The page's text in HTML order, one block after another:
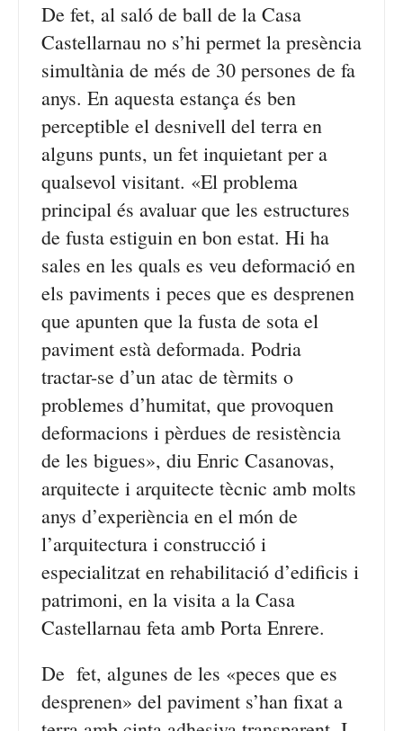
De fet, al saló de ball de la Casa
Castellarnau no s’hi permet la presència
simultània de més de 30 persones de fa
anys. En aquesta estança és ben
perceptible el desnivell del terra en
alguns punts, un fet inquietant per a
qualsevol visitant. «El problema
principal és avaluar que les estructures
de fusta estiguin en bon estat. Hi ha
sales en les quals es veu deformació en
els paviments i peces que es desprenen
que apunten que la fusta de sota el
paviment està deformada. Podria
tractar-se d’un atac de tèrmits o
problemes d’humitat, que provoquen
deformacions i pèrdues de resistència
de les bigues», diu Enric Casanovas,
arquitecte i arquitecte tècnic amb molts
anys d’experiència en el món de
l’arquitectura i construcció i
especialitzat en rehabilitació d’edificis i
patrimoni, en la visita a la Casa
Castellarnau feta amb Porta Enrere.
De fet, algunes de les «peces que es
desprenen» del paviment s’han fixat a